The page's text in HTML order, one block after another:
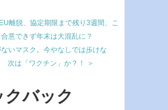
離脱、協定期限まで残り3週間、こ
意できず年末は大混乱に？
いマスク。今やなしでは歩けな
次は「ワクチン」か？！ ＞
クバック